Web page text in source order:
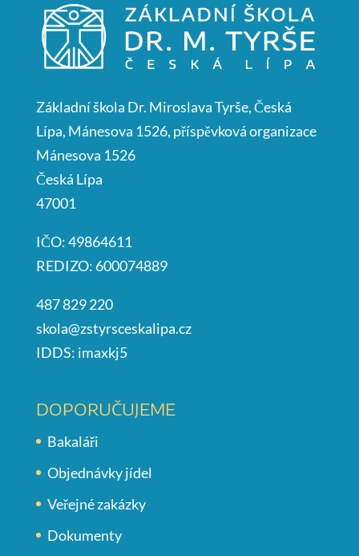
Základní škola Dr. Miroslava Tyrše, Česká
Lípa, Mánesova 1526, příspěvková organizace
Mánesova 1526
Česká Lípa
47001
IČO: 49864611
REDIZO: 600074889
487 829 220
skola@zstyrsceskalipa.cz
IDDS: imaxkj5
DOPORUČUJEME
Bakaláři
Objednávky jídel
Veřejné zakázky
Dokumenty